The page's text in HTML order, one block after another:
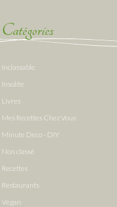
Catégories
Inclassable
Insolite
Livres
Mes Recettes Chez Vous
Minute Deco - DIY
Non classé
Recettes
Restaurants
Vegan